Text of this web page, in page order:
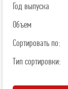
Год выпуска
Объем
Сортировать по:
Тип сортировки: